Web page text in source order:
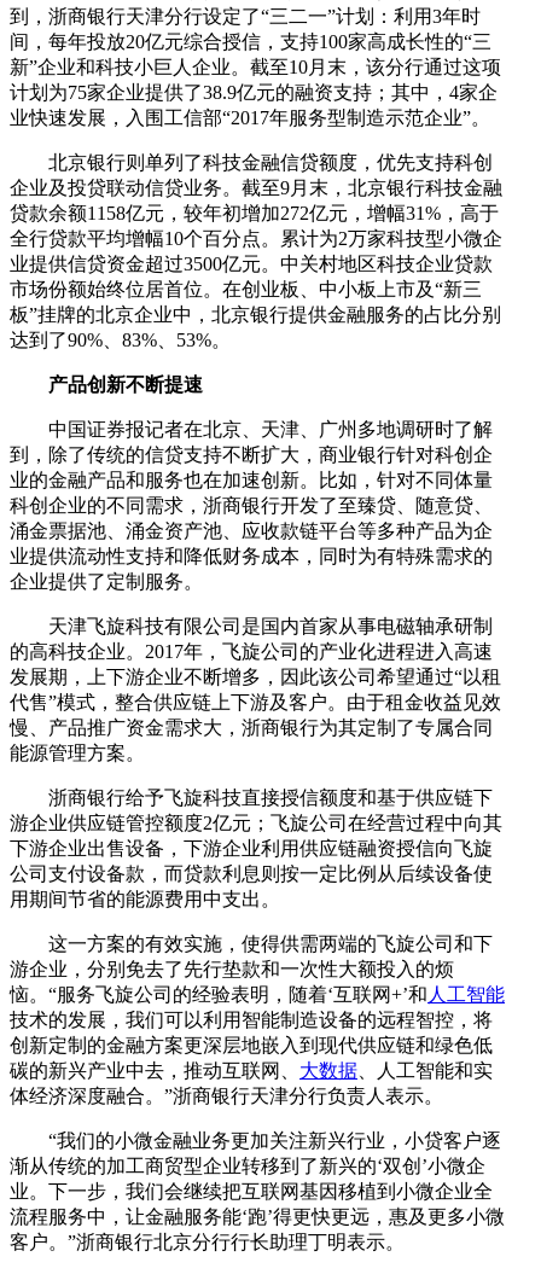
到，浙商银行天津分行设定了“三二一”计划：利用3年时
间，每年投放20亿元综合授信，支持100家高成长性的“三
新”企业和科技小巨人企业。截至10月末，该分行通过这项
计划为75家企业提供了38.9亿元的融资支持；其中，4家企
业快速发展，入围工信部“2017年服务型制造示范企业”。
北京银行则单列了科技金融信贷额度，优先支持科创
企业及投贷联动信贷业务。截至9月末，北京银行科技金融
贷款余额1158亿元，较年初增加272亿元，增幅31%，高于
全行贷款平均增幅10个百分点。累计为2万家科技型小微企
业提供信贷资金超过3500亿元。中关村地区科技企业贷款
市场份额始终位居首位。在创业板、中小板上市及“新三
板”挂牌的北京企业中，北京银行提供金融服务的占比分别
达到了90%、83%、53%。
产品创新不断提速
中国证券报记者在北京、天津、广州多地调研时了解
到，除了传统的信贷支持不断扩大，商业银行针对科创企
业的金融产品和服务也在加速创新。比如，针对不同体量
科创企业的不同需求，浙商银行开发了至臻贷、随意贷、
涌金票据池、涌金资产池、应收款链平台等多种产品为企
业提供流动性支持和降低财务成本，同时为有特殊需求的
企业提供了定制服务。
天津飞旋科技有限公司是国内首家从事电磁轴承研制
的高科技企业。2017年，飞旋公司的产业化进程进入高速
发展期，上下游企业不断增多，因此该公司希望通过“以租
代售”模式，整合供应链上下游及客户。由于租金收益见效
慢、产品推广资金需求大，浙商银行为其定制了专属合同
能源管理方案。
浙商银行给予飞旋科技直接授信额度和基于供应链下
游企业供应链管控额度2亿元；飞旋公司在经营过程中向其
下游企业出售设备，下游企业利用供应链融资授信向飞旋
公司支付设备款，而贷款利息则按一定比例从后续设备使
用期间节省的能源费用中支出。
这一方案的有效实施，使得供需两端的飞旋公司和下
游企业，分别免去了先行垫款和一次性大额投入的烦
恼。“服务飞旋公司的经验表明，随着‘互联网+’和 人工智能
技术的发展，我们可以利用智能制造设备的远程智控，将
创新定制的金融方案更深层地嵌入到现代供应链和绿色低
碳的新兴产业中去，推动互联网、 大数据 、人工智能和实
体经济深度融合。”浙商银行天津分行负责人表示。
“我们的小微金融业务更加关注新兴行业，小贷客户逐
渐从传统的加工商贸型企业转移到了新兴的‘双创’小微企
业。下一步，我们会继续把互联网基因移植到小微企业全
流程服务中，让金融服务能‘跑’得更快更远，惠及更多小微
客户。”浙商银行北京分行行长助理丁明表示。